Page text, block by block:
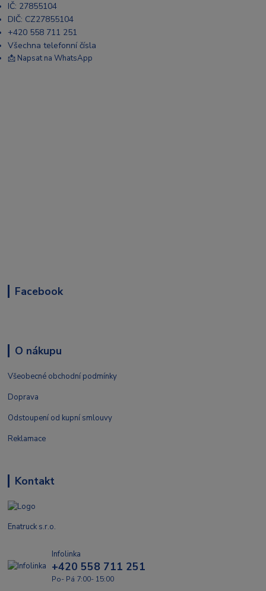
IČ: 27855104
DIČ: CZ27855104
+420 558 711 251
Všechna telefonní čísla
📩 Napsat na WhatsApp
Facebook
O nákupu
Všeobecné obchodní podmínky
Doprava
Odstoupení od kupní smlouvy
Reklamace
Kontakt
Enatruck s.r.o.
Infolinka
+420 558 711 251
Po- Pá 7:00- 15:00